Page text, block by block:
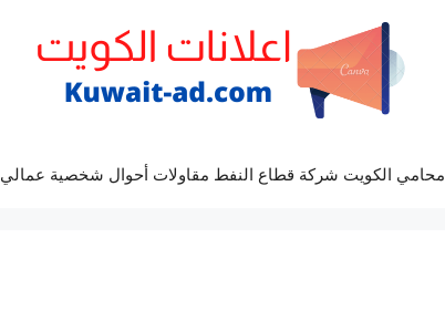
محامي الكويت شركة قطاع النفط مقاولات أحوال شخصية عمالي